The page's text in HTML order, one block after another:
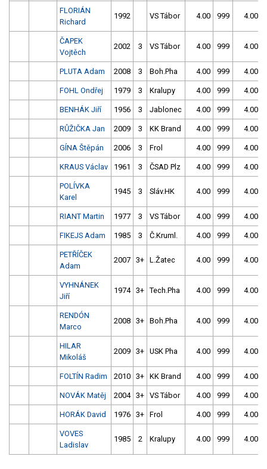
FLORIÁN
Richard
1992 VS Tábor 4.00 999 4.00
ČAPEK
Vojtěch
2002 3 VS Tábor 4.00 999 4.00
PLUTA Adam 2008 3 Boh.Pha 4.00 999 4.00
FOHL Ondřej 1979 3 Kralupy 4.00 999 4.00
BENHÁK Jiří 1956 3 Jablonec 4.00 999 4.00
RŮŽIČKA Jan 2009 3 KK Brand 4.00 999 4.00
GÍNA Štěpán 2006 3 Frol 4.00 999 4.00
KRAUS Václav 1961 3 ČSAD Plz 4.00 999 4.00
POLÍVKA
Karel
1945 3 Sláv.HK 4.00 999 4.00
RIANT Martin 1977 3 VS Tábor 4.00 999 4.00
FIKEJS Adam 1985 3 Č.Kruml. 4.00 999 4.00
PETŘÍČEK
Adam
2007 3+ L.Žatec 4.00 999 4.00
VYHNÁNEK
Jiří
1974 3+ Tech.Pha 4.00 999 4.00
RENDÓN
Marco
2008 3+ Boh.Pha 4.00 999 4.00
HILAR
Mikoláš
2009 3+ USK Pha 4.00 999 4.00
FOLTÍN Radim 2010 3+ KK Brand 4.00 999 4.00
NOVÁK Matěj 2004 3+ VS Tábor 4.00 999 4.00
HORÁK David 1976 3+ Frol 4.00 999 4.00
VOVES
Ladislav
1985 2 Kralupy 4.00 999 4.00